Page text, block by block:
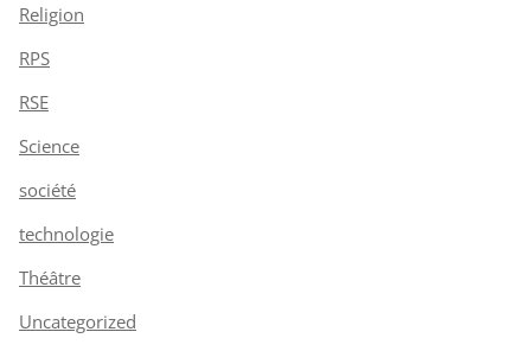
Religion
RPS
RSE
Science
société
technologie
Théâtre
Uncategorized